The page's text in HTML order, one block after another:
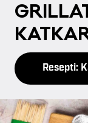
Resepti: